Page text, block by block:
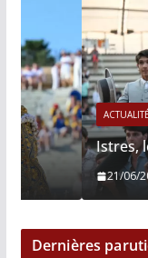
ACTUALITÉS TAURINES
Istres, le retour
21/06/2026
Dernières